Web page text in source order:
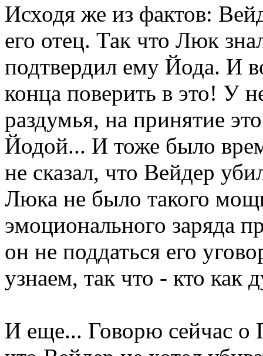
Исходя же из фактов:
его отец. Так что Люк
подтвердил ему Йода. И
конца поверить в это! У
раздумья, на принятие
Йодой... И тоже было
не сказал, что Вейдер
Люка не было такого
эмоционального заряда
он не поддаться его
узнаем, так что - кто как
И еще... Говорю сейчас о